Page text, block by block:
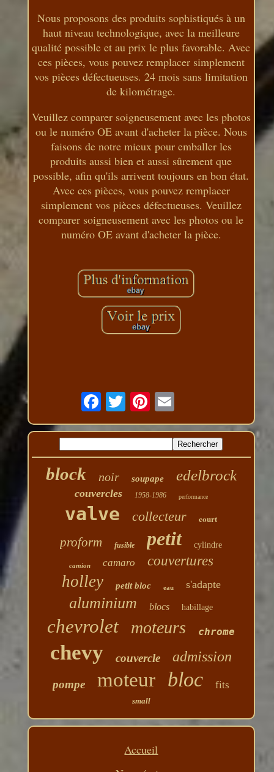
Nous proposons des produits sophistiqués à un
haut niveau technologique, avec la meilleure
qualité possible et au prix le plus favorable. Avec
ces pièces, vous pouvez remplacer simplement
vos pièces défectueuses. 24 mois sans limitation
de kilométrage.
Veuillez comparer soigneusement avec les photos
ou le numéro OE avant d'acheter la pièce. Nous
faisons de notre mieux pour emballer les
produits aussi bien et aussi sûrement que
possible, afin qu'ils arrivent toujours en bon état.
Avec ces pièces, vous pouvez remplacer
simplement vos pièces défectueuses. Veuillez
comparer soigneusement avec les photos ou le
numéro OE avant d'acheter la pièce.
block noir soupape edelbrock
couvercles 1958-1986 performance
valve collecteur court
proform fusible petit cylindre
camion camaro couvertures
holley petit bloc eau s'adapte
aluminium blocs habillage
chevrolet moteurs chrome
chevy couvercle admission
pompe moteur bloc fits
small
Accueil